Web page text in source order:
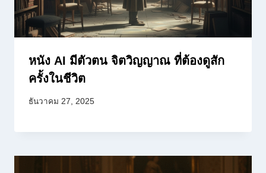
หนัง AI มีตัวตน จิตวิญญาณ ที่ต้องดูสัก
ครั้งในชีวิต
ธันวาคม 27, 2025